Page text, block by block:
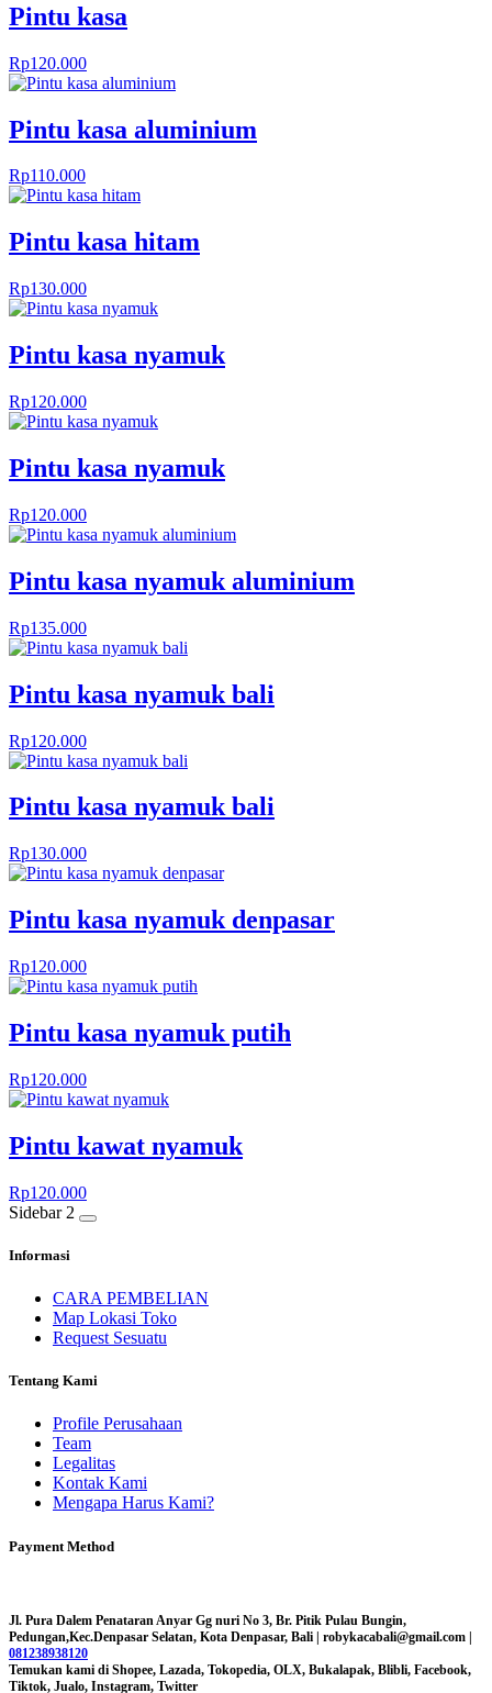
Pintu kasa
Rp120.000
Pintu kasa aluminium
Rp110.000
Pintu kasa hitam
Rp130.000
Pintu kasa nyamuk
Rp120.000
Pintu kasa nyamuk
Rp120.000
Pintu kasa nyamuk aluminium
Rp135.000
Pintu kasa nyamuk bali
Rp120.000
Pintu kasa nyamuk bali
Rp130.000
Pintu kasa nyamuk denpasar
Rp120.000
Pintu kasa nyamuk putih
Rp120.000
Pintu kawat nyamuk
Rp120.000
Sidebar 2
Informasi
CARA PEMBELIAN
Map Lokasi Toko
Request Sesuatu
Tentang Kami
Profile Perusahaan
Team
Legalitas
Kontak Kami
Mengapa Harus Kami?
Payment Method
Jl. Pura Dalem Penataran Anyar Gg nuri No 3, Br. Pitik Pulau Bungin,
Pedungan,Kec.Denpasar Selatan, Kota Denpasar, Bali | robykacabali@gmail.com |
081238938120
Temukan kami di Shopee, Lazada, Tokopedia, OLX, Bukalapak, Blibli, Facebook,
Tiktok, Jualo, Instagram, Twitter